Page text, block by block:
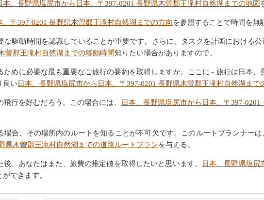
本、長野県塩尻市から日本、〒397-0201 長野県木曽郡王滝村自然湖までの地図
〒397-0201 長野県木曽郡王滝村自然湖までの方向 を参照することで時間を無
な駆動時間を認識していることが重要です。さらに、タスクを計画における
曽郡王滝村自然湖までの移動時間知りたい場合がありますので。
めに必要な最も重要なご旅行の要約を取得しますか。ここに - 旅行は日本
良い日本、長野県塩尻市から日本、〒397-0201 長野県木曽郡王滝村自然湖まで
行を好むだろう。この場合には、 日本、長野県塩尻市から日本、〒397-
場合、その場所内のルートを知ることが不可欠です。このルートプランナー
県木曽郡王滝村自然湖までの道路ルートプランを与える。
、あなたはまた、旅費の推定値を取得したいと思います。
日本、長野県塩尻
できます。